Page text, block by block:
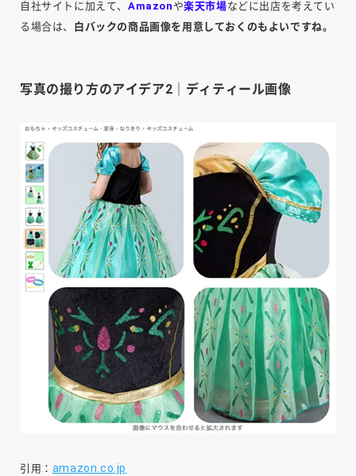
自社サイトに加えて、 Amazon や楽天市場などに出店を考えてい
る場合は、 白バックの商品画像を用意しておくのもよいですね。
写真の撮り方のアイデア2｜ディティール画像
引用： amazon.co.jp